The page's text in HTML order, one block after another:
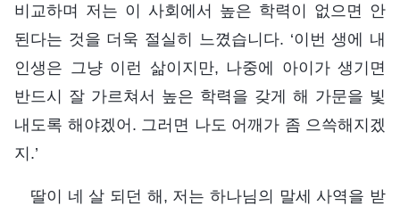
비교하며 저는 이 사회에서 높은 학력이 없으면 안
된다는 것을 더욱 절실히 느꼈습니다. ‘이번 생에 내
인생은 그냥 이런 삶이지만, 나중에 아이가 생기면
반드시 잘 가르쳐서 높은 학력을 갖게 해 가문을 빛
내도록 해야겠어. 그러면 나도 어깨가 좀 으쓱해지겠
지.’
딸이 네 살 되던 해, 저는 하나님의 말세 사역을 받